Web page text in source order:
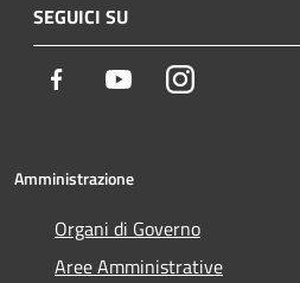
SEGUICI SU
Facebook YoutubeInstagram
Amministrazione
Organi di Governo
Aree Amministrative